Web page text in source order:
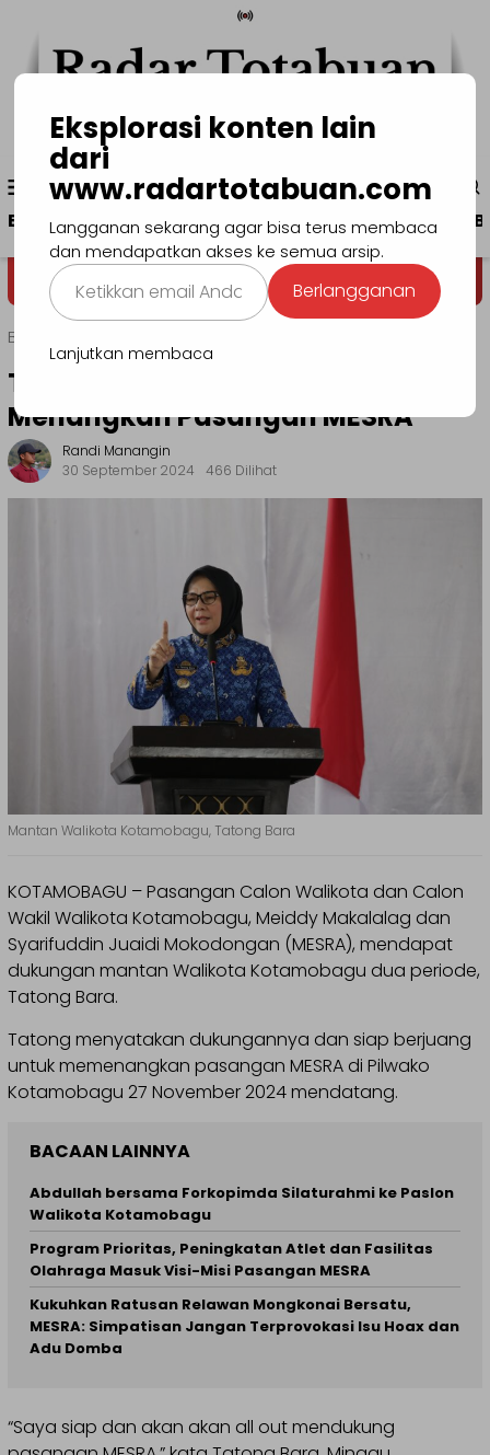
konten
Menu
Mobile
www.radartotabuan.com
Beranda Kotamobagu Bolmong Boltim
Dega' Niondon Selamat
Beranda
Tatong Bara Siap All Out
Menangkan Pasangan MESRA
Randi Manangin
30 September 2024
466 Dilihat
Mantan Walikota Kotamobagu, Tatong Bara
KOTAMOBAGU – Pasangan Calon Walikota dan Calon
Wakil Walikota Kotamobagu, Meiddy Makalalag dan
Syarifuddin Juaidi Mokodongan (MESRA), mendapat
dukungan mantan Walikota Kotamobagu dua periode,
Tatong Bara.
Tatong menyatakan dukungannya dan siap berjuang
untuk memenangkan pasangan MESRA di Pilwako
Kotamobagu 27 November 2024 mendatang.
BACAAN LAINNYA
Abdullah bersama Forkopimda Silaturahmi ke Paslon
Walikota Kotamobagu
Program Prioritas, Peningkatan Atlet dan Fasilitas
Olahraga Masuk Visi-Misi Pasangan MESRA
Kukuhkan Ratusan Relawan Mongkonai Bersatu,
MESRA: Simpatisan Jangan Terprovokasi Isu Hoax dan
Adu Domba
“Saya siap dan akan akan all out mendukung
Eksplorasi konten lain
dari
www.radartotabuan.com
Langganan sekarang agar bisa terus membaca
dan mendapatkan akses ke semua arsip.
Ketikkan
email
Anda...
Berlangganan
Lanjutkan membaca